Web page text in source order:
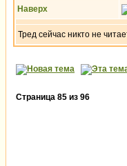
Наверх
Тред сейчас никто не
Страница 85 из 96